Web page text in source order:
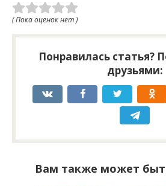
( Пока оценок нет )
Понравилась статья?
друзьями:
Вам также может